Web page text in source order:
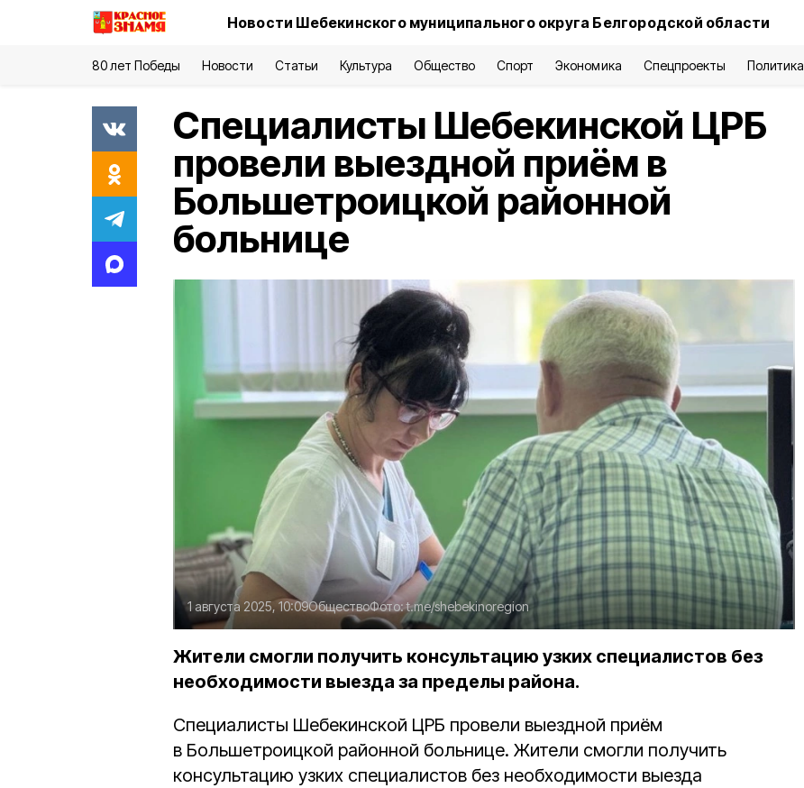
Новости Шебекинского муниципального округа Белгородской области
80 лет Победы Новости Статьи Культура Общество Спорт Экономика Спецпроекты Политика
Специалисты Шебекинской ЦРБ
провели выездной приём в
Большетроицкой районной
больнице
1 августа 2025, 10:09ОбществоФото:t.me/shebekinoregion
Жители смогли получить консультацию узких специалистов без
необходимости выезда за пределы района.
Специалисты Шебекинской ЦРБ провели выездной приём
в Большетроицкой районной больнице. Жители смогли получить
консультацию узких специалистов без необходимости выезда